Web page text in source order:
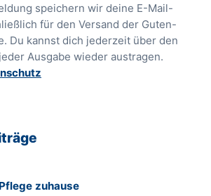
speichern wir deine E-Mail-
für den Versand der Guten-
Du kannst dich jederzeit über den
Ausgabe wieder austragen.
zuhause